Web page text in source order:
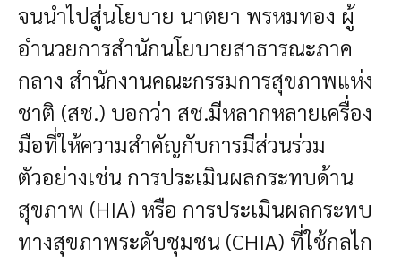
จนนำไปสู่นโยบาย นาตยา พรหมทอง ผู้
อำนวยการสำนักนโยบายสาธารณะภาค
กลาง สำนักงานคณะกรรมการสุขภาพแห่ง
ชาติ (สช.) บอกว่า สช.มีหลากหลายเครื่อง
มือที่ให้ความสำคัญกับการมีส่วนร่วม
ตัวอย่างเช่น การประเมินผลกระทบด้าน
สุขภาพ (HIA) หรือ การประเมินผลกระทบ
ทางสุขภาพระดับชุมชน (CHIA) ที่ใช้กลไก